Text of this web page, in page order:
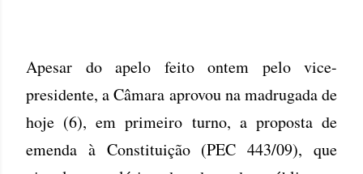
Apesar do apelo feito ontem pelo vice-
presidente, a Câmara aprovou na madrugada de
hoje (6), em primeiro turno, a proposta de
emenda à Constituição (PEC 443/09), que